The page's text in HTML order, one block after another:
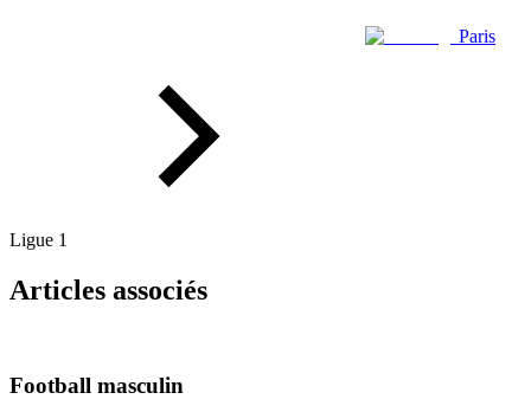
Paris
Ligue 1
Articles associés
Football masculin